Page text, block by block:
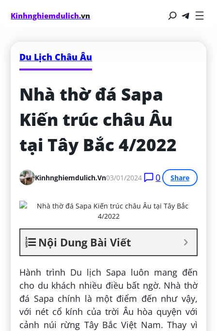
Kinhnghiemdulich.vn
Du Lịch Châu Âu
Nhà thờ đá Sapa
Kiến trúc châu Âu
tại Tây Bắc 4/2022
Kinhnghiemdulich.vn03/01/2024 0 Share
Nội Dung Bài Viết
Hành trình Du lịch Sapa luôn mang đến
cho du khách nhiều điều bất ngờ. Nhà thờ
đá Sapa chính là một điểm đến như vậy,
với nét cổ kính của trời Âu hòa quyện với
cảnh núi rừng Tây Bắc Việt Nam. Thay vì